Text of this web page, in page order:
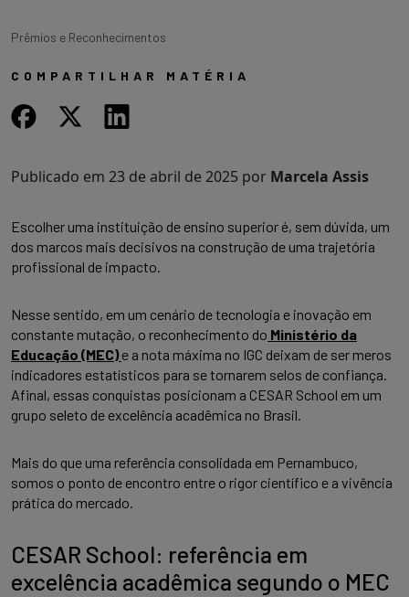
Prêmios e Reconhecimentos
COMPARTILHAR MATÉRIA
Publicado em 23 de abril de 2025 por Marcela Assis
Escolher uma instituição de ensino superior é, sem dúvida, um
dos marcos mais decisivos na construção de uma trajetória
profissional de impacto.
Nesse sentido, em um cenário de tecnologia e inovação em
constante mutação, o reconhecimento do Ministério da
Educação (MEC)e a nota máxima no IGC deixam de ser meros
indicadores estatísticos para se tornarem selos de confiança.
Afinal, essas conquistas posicionam a CESAR School em um
grupo seleto de excelência acadêmica no Brasil.
Mais do que uma referência consolidada em Pernambuco,
somos o ponto de encontro entre o rigor científico e a vivência
prática do mercado.
CESAR School: referência em
excelência acadêmica segundo o MEC